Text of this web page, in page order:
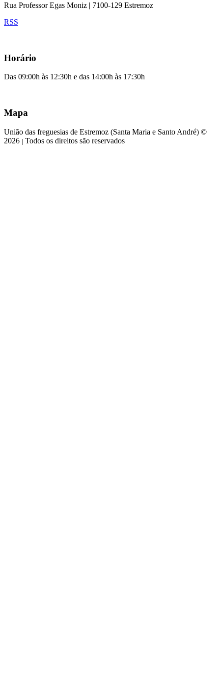
Rua Professor Egas Moniz | 7100-129 Estremoz
RSS
Horário
Das 09:00h às 12:30h e das 14:00h às 17:30h
Mapa
União das freguesias de Estremoz (Santa Maria e Santo André) ©
2026 | Todos os direitos são reservados